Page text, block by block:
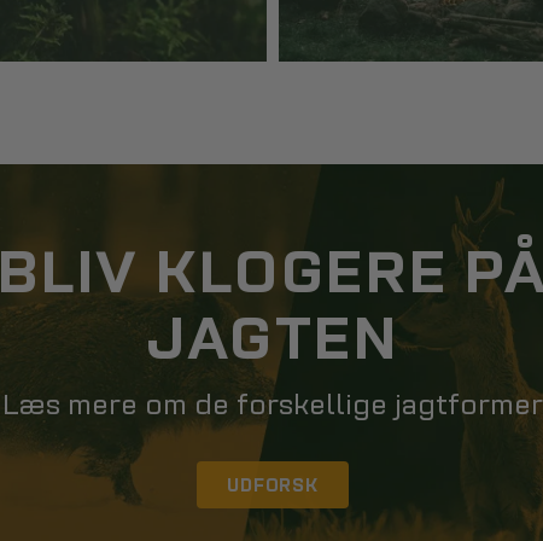
BLIV KLOGERE
JAGTEN
Læs mere om de forskellige jagtformer
UDFORSK